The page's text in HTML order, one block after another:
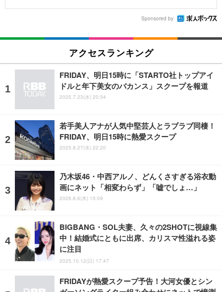
Sponsored by
アクセスランキング
FRIDAY、明日15時に「STARTO社トップアイ
ドルと年下美女のバカンス」スクープを報道
2025.7.23(水) 20:54
若手美人アナが人気中堅芸人とラブラブ同棲！
FRIDAY、明日15時に熱愛スクープ
2025.8.27(水) 22:20
乃木坂46・中西アルノ、どんくさすぎる浴衣動
画にネット「相変わらず」「嘘でしょ…」
2026.8.6(木) 15:09
BIGBANG・SOL夫妻、久々の2SHOTに視線集
中！結婚式にともに出席、カリスマ性溢れる姿
に注目
2025.10.12(日) 17:47
FRIDAYが熱愛スクープ予告！大河女優とシン